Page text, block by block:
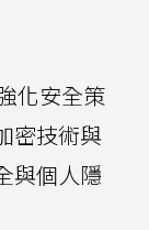
化安全策
密技術與
與個人隱